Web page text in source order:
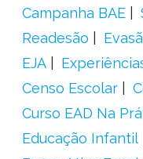
Campanha BAE
Readesão
EJA
Censo Escolar
Curso EAD Na
Educação Infantil